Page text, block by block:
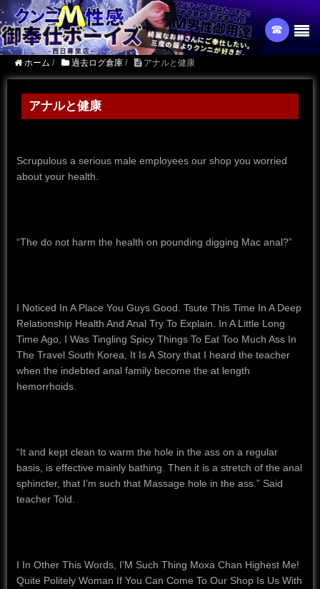
☎︎
ホーム / 過去ログ倉庫 / アナルと健康
アナルと健康
Scrupulous a serious male employees our shop you worried
about your health.
“The do not harm the health on pounding digging Mac anal?”
I Noticed In A Place You Guys Good. Tsute This Time In A Deep
Relationship Health And Anal Try To Explain. In A Little Long
Time Ago, I Was Tingling Spicy Things To Eat Too Much Ass In
The Travel South Korea, It Is A Story that I heard the teacher
when the indebted anal family become the at length
hemorrhoids.
“It and kept clean to warm the hole in the ass on a regular
basis, is effective mainly bathing. Then it is a stretch of the anal
sphincter, that I’m such that Massage hole in the ass.” Said
teacher Told.
I In Other This Words, I’M Such Thing Moxa Chan Highest Me!
Quite Politely Woman If You Can Come To Our Shop Is Us With